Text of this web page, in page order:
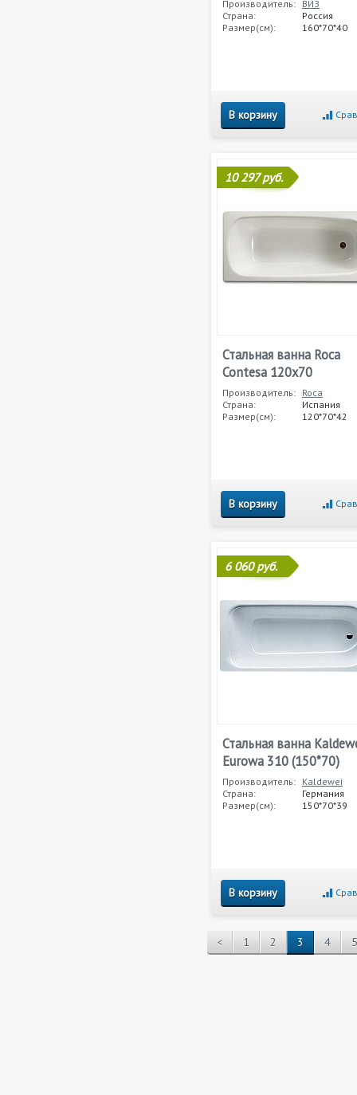
Производитель: ВИЗ
Страна:
Россия
Размер(см):
160*70*40
В корзину
10 297 руб.
Стальная ванна Roca
Contesa 120x70
Производитель: Roca
Страна:
Испания
Размер(см):
120*70*42
В корзину
6 060 руб.
Стальная ванна
Eurowa 310 (150*70)
Производитель: Kaldewei
Страна:
Германия
Размер(см):
150*70*39
В корзину
< 1 2 3 4 5